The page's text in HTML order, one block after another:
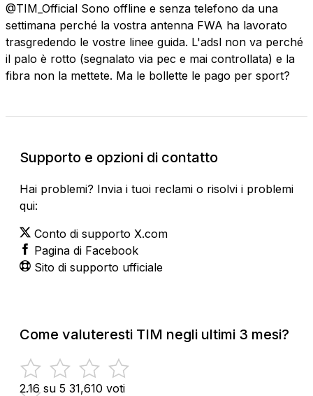
@TIM_Official Sono offline e senza telefono da una
settimana perché la vostra antenna FWA ha lavorato
trasgredendo le vostre linee guida. L'adsl non va perché
il palo è rotto (segnalato via pec e mai controllata) e la
fibra non la mettete. Ma le bollette le pago per sport?
Supporto e opzioni di contatto
Hai problemi? Invia i tuoi reclami o risolvi i problemi
qui:
Conto di supporto X.com
Pagina di Facebook
Sito di supporto ufficiale
Come valuteresti TIM negli ultimi 3 mesi?
2.16 su 5 31,610 voti